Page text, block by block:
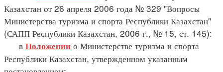
Казахстан от 26 апреля 2006 года № 329 "Вопросы
Министерства туризма и спорта Республики Казахстан"
(САПП Республики Казахстан, 2006 г., № 15, ст. 145):
в Положении о Министерстве туризма и спорта
Республики Казахстан, утвержденном указанным